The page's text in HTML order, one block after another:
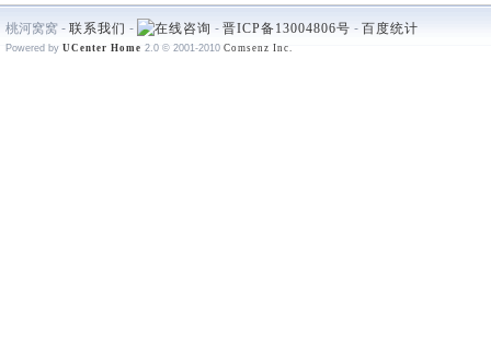
桃河窝窝 - 联系我们 - - 晋ICP备13004806号 - 百度统计
Powered by UCenter Home 2.0 © 2001-2010 Comsenz Inc.